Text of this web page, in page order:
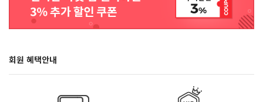
회원 혜택안내